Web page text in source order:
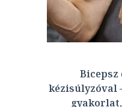
Bicepsz
kézisúlyzóval